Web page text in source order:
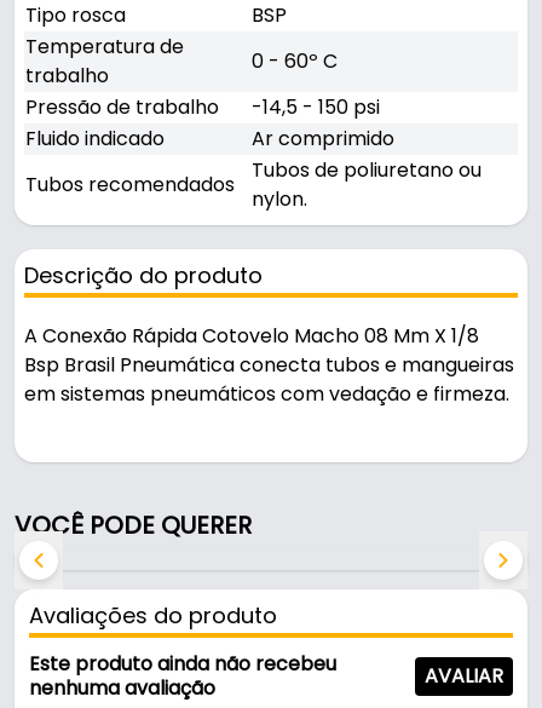
Tipo rosca
BSP
Temperatura de
trabalho
0 - 60º C
Pressão de trabalho
-14,5 - 150 psi
Fluido indicado
Ar comprimido
Tubos recomendados
Tubos de poliuretano ou
nylon.
Descrição do produto
A Conexão Rápida Cotovelo Macho 08 Mm X 1/8
Bsp Brasil Pneumática conecta tubos e mangueiras
em sistemas pneumáticos com vedação e firmeza.
Características:
- Marca: Brasil Pneumática
- Modelo: Rápida Cotovelo Macho
- Medida: 08 mm x 1/8
- Tipo rosca: BSP
- Temperatura de trabalho: 0 - 60º C
- Pressão de trabalho: -14,5 - 150 psi
VOCÊ PODE QUERER
Avaliações do produto
Este produto ainda não recebeu
nenhuma avaliação
AVALIAR